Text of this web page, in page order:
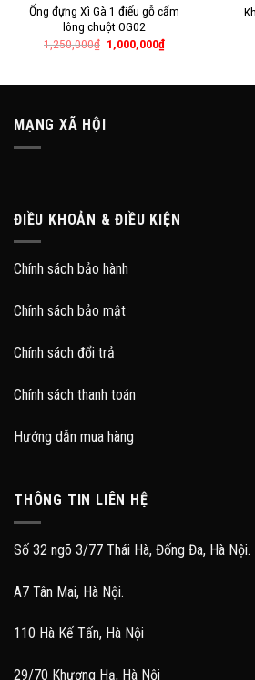
Ống đựng Xì Gà 1 điếu gỗ cẩm
lông chuột OG02
1,250,000₫ 1,000,000₫
MẠNG XÃ HỘI
ĐIỀU KHOẢN & ĐIỀU KIỆN
Chính sách bảo hành
Chính sách bảo mật
Chính sách đổi trả
Chính sách thanh toán
Hướng dẫn mua hàng
THÔNG TIN LIÊN HỆ
Số 32 ngõ 3/77 Thái Hà, Đống Đa, Hà Nội.
A7 Tân Mai, Hà Nội.
110 Hà Kế Tấn, Hà Nội
29/70 Khương Hạ, Hà Nội